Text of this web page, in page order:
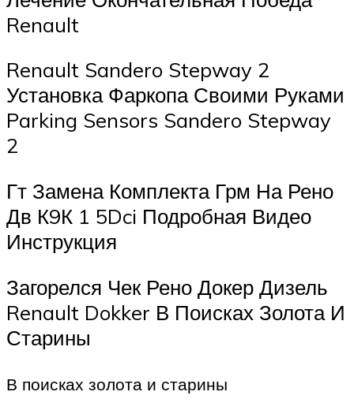
Renault
Renault Sandero Stepway 2
Установка Фаркопа Своими Руками
Parking Sensors Sandero Stepway
2
Гт Замена Комплекта Грм На Рено
Дв К9К 1 5Dci Подробная Видео
Инструкция
Загорелся Чек Рено Докер Дизель
Renault Dokker В Поисках Золота И
Старины
В поисках золота и старины